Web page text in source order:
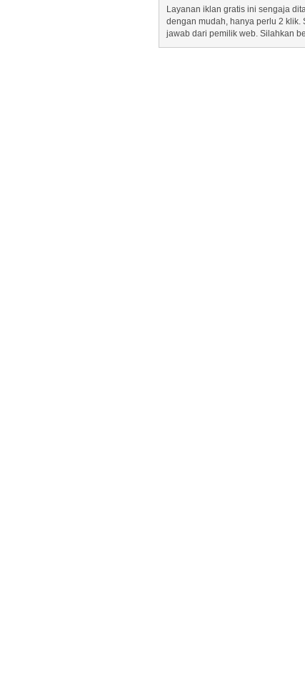
Layanan iklan gratis ini sengaja
dengan mudah, hanya perlu 2
jawab dari pemilik web. Silahkan